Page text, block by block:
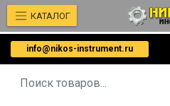
info@nikos-instrument.ru
КАТАЛОГ